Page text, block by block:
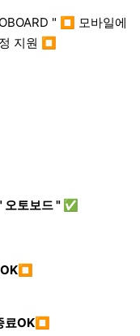
" ⏹ 모바일에
지원 ⏹
오토보드 " ✅
료OK⏹